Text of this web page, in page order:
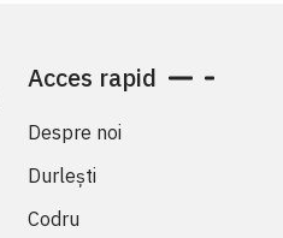
Acces rapid
Despre noi
Durlești
Codru